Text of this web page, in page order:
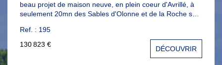
beau projet de maison neuve, en plein coeur d'Avrillé, à
seulement 20mn des Sables d'Olonne et de la Roche sur
la mer. Elle se compose d'un salon séjour lumineux,
cuisine, 2 chambres , sdb, wc, sur un beau terrain de
environ 720euros/mois Appelez nous pour tout
Ref. : 195
130 823 €
DÉCOUVRIR